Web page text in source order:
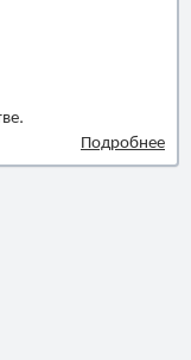
Подробнее